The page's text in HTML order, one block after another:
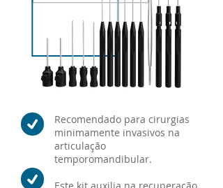
Recomendado para cirurgias
minimamente invasivos na
articulação
temporomandibular.